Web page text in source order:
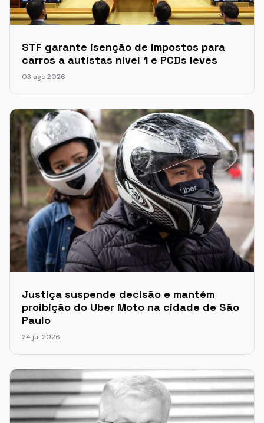
STF garante isenção de impostos para
carros a autistas nível 1 e PCDs leves
03 ago 2026
Justiça suspende decisão e mantém
proibição do Uber Moto na cidade de São
Paulo
24 jul 2026